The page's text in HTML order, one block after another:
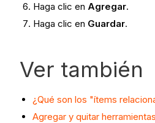
Haga clic en Agregar.
Haga clic en Guardar.
Ver también
¿Qué son los "ítems
Agregar y quitar